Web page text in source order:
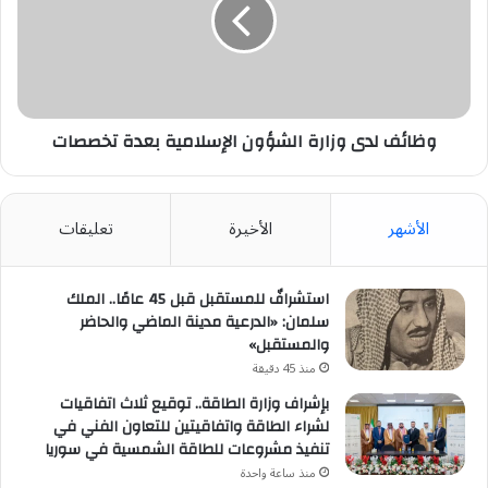
وظائف لدى وزارة الشؤون الإسلامية بعدة تخصصات
الأشهر الأخيرة تعليقات
استشرافٌ للمستقبل قبل 45 عامًا.. الملك
سلمان: «الدرعية مدينة الماضي والحاضر
والمستقبل»
منذ 45 دقيقة
بإشراف وزارة الطاقة.. توقيع ثلاث اتفاقيات
لشراء الطاقة واتفاقيتين للتعاون الفني في
تنفيذ مشروعات للطاقة الشمسية في سوريا
منذ ساعة واحدة